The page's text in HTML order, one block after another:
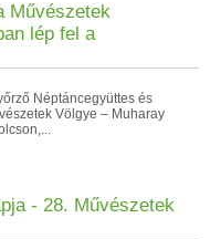
Művészetek
lép fel a
Néptáncegyüttes és
Völgye – Muharay
- 28. Művészetek